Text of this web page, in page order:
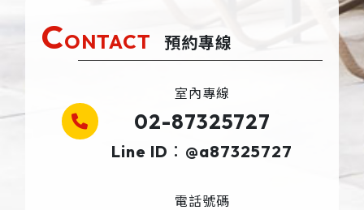
CONTACT 預約專線
室內專線
02-87325727
Line ID：@a87325727
電話號碼